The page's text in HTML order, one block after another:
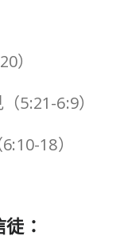
）
5:21-6:9）
18）
：